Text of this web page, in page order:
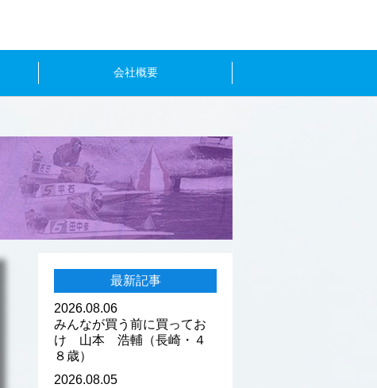
会社概要
最新記事
2026.08.06
みんなが買う前に買ってお
け 山本 浩輔（長崎・４
８歳）
2026.08.05